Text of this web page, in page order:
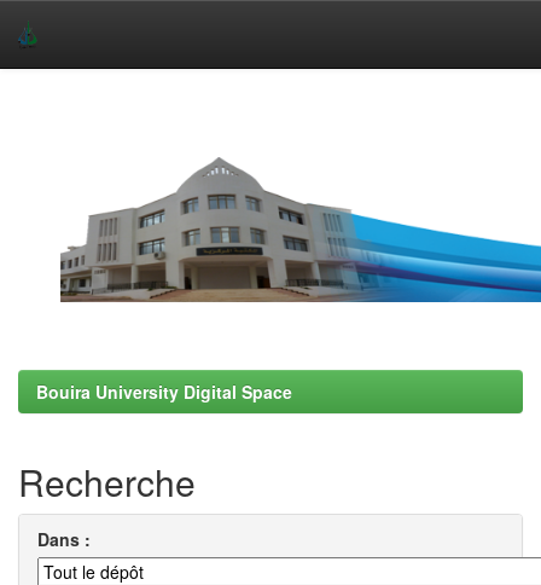
Bouira University Digital Space
Recherche
Dans :